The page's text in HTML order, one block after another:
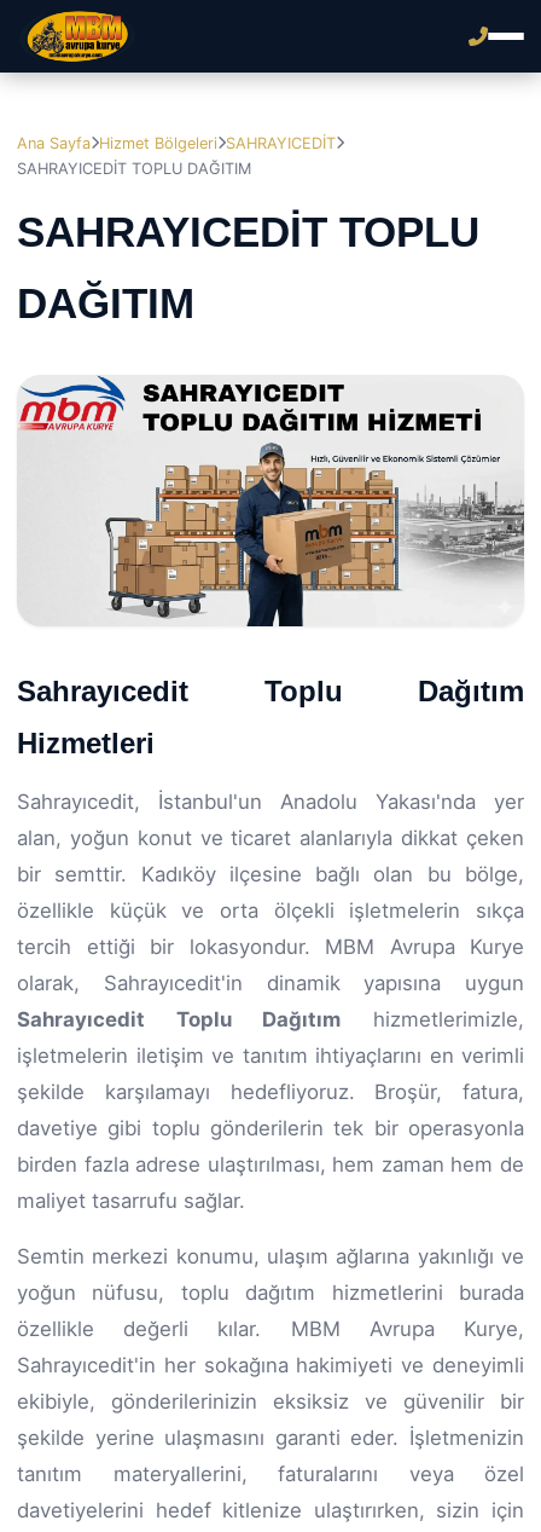
Ana Sayfa Hizmet Bölgeleri SAHRAYICEDİT
SAHRAYICEDİT TOPLU DAĞITIM
SAHRAYICEDİT TOPLU
DAĞITIM
Sahrayıcedit Toplu Dağıtım
Hizmetleri
Sahrayıcedit, İstanbul'un Anadolu Yakası'nda yer
alan, yoğun konut ve ticaret alanlarıyla dikkat çeken
bir semttir. Kadıköy ilçesine bağlı olan bu bölge,
özellikle küçük ve orta ölçekli işletmelerin sıkça
tercih ettiği bir lokasyondur. MBM Avrupa Kurye
olarak, Sahrayıcedit'in dinamik yapısına uygun
Sahrayıcedit Toplu Dağıtım hizmetlerimizle,
işletmelerin iletişim ve tanıtım ihtiyaçlarını en verimli
şekilde karşılamayı hedefliyoruz. Broşür, fatura,
davetiye gibi toplu gönderilerin tek bir operasyonla
birden fazla adrese ulaştırılması, hem zaman hem de
maliyet tasarrufu sağlar.
Semtin merkezi konumu, ulaşım ağlarına yakınlığı ve
yoğun nüfusu, toplu dağıtım hizmetlerini burada
özellikle değerli kılar. MBM Avrupa Kurye,
Sahrayıcedit'in her sokağına hakimiyeti ve deneyimli
ekibiyle, gönderilerinizin eksiksiz ve güvenilir bir
şekilde yerine ulaşmasını garanti eder. İşletmenizin
tanıtım materyallerini, faturalarını veya özel
davetiyelerini hedef kitlenize ulaştırırken, sizin için